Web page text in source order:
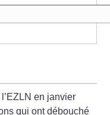
en janvier
qui ont débouché